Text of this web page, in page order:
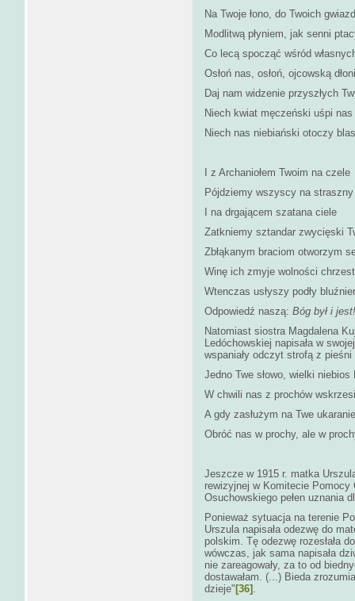
Na Twoje łono, do Twoich gwiazd
Modlitwą płyniem, jak senni
Co lecą spocząć wśród
Osłoń nas, osłoń, ojcowską
Daj nam widzenie przyszłych
Niech kwiat męczeński uśpi nas
Niech nas niebiański otoczy
I z Archaniołem Twoim na czele
Pójdziemy wszyscy na
I na drgającem szatana ciele
Zatkniemy sztandar zwycięski
Zbłąkanym braciom otworzym
Winę ich zmyje wolności
Wtenczas usłyszy podły
Odpowiedź naszą: Bóg był i jest!
Natomiast siostra Magdalena
Ledóchowskiej napisała w
wspaniały odczyt strofą z
Jedno Twe słowo, wielki niebios
W chwili nas z prochów
A gdy zasłużym na Twe
Obróć nas w prochy, ale w
Jeszcze w 1915 r. matka
rewizyjnej w Komitecie
Osuchowskiego pełen uznania
Ponieważ sytuacja na terenie
Urszula napisała odezwę do
polskim. Tę odezwę rozesłała
wówczas, jak sama napisała
nie zareagowały, za to od
dostawałam. (...) Bieda
dzieje"[36]